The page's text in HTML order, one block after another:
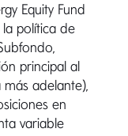
Equity Fund
política de
principal al
adelante),
en
variable